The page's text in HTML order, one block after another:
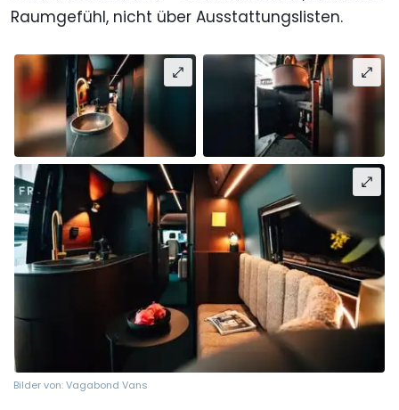
Raumgefühl, nicht über Ausstattungslisten.
Bilder von: Vagabond Vans